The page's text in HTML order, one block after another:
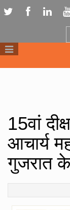
15वां
आचार्य
गुजरात